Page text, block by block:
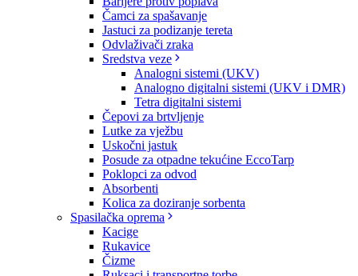
Čamci za spašavanje
Jastuci za podizanje tereta
Odvlaživači zraka
Sredstva veze
Analogni sistemi (UKV)
Analogno digitalni sistemi (UKV i DMR)
Tetra digitalni sistemi
Čepovi za brtvljenje
Lutke za vježbu
Uskočni jastuk
Posude za otpadne tekućine EccoTarp
Poklopci za odvod
Absorbenti
Kolica za doziranje sorbenta
Spasilačka oprema
Kacige
Rukavice
Čizme